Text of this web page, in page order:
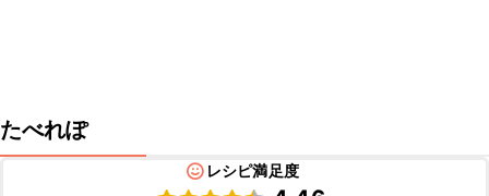
たべれぽ
レシピ満足度